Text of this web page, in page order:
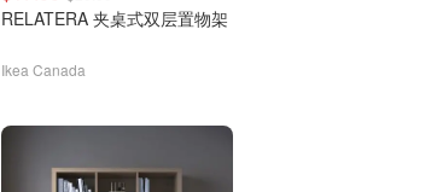
RELATERA 夹桌式双层置物架
Ikea Canada